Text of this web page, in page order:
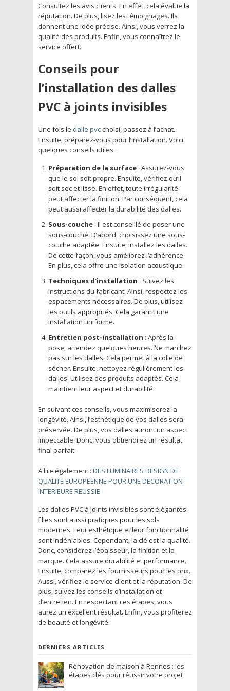
Consultez les avis clients. En effet, cela évalue la
réputation. De plus, lisez les témoignages. Ils
donnent une idée précise. Ainsi, vous verrez la
qualité des produits. Enfin, vous connaîtrez le
service offert.
Conseils pour
l’installation des dalles
PVC à joints invisibles
Une fois le dalle pvcchoisi, passez à l’achat.
Ensuite, préparez-vous pour l’installation. Voici
quelques conseils utiles :
Préparation de la surface : Assurez-vous
que le sol soit propre. Ensuite, vérifiez qu’il
soit sec et lisse. En effet, toute irrégularité
peut affecter la finition. Par conséquent, cela
peut aussi affecter la durabilité des dalles.
Sous-couche : Il est conseillé de poser une
sous-couche. D’abord, choisissez une sous-
couche adaptée. Ensuite, installez les dalles.
De cette façon, vous améliorez l’adhérence.
En plus, cela offre une isolation acoustique.
Techniques d’installation : Suivez les
instructions du fabricant. Ainsi, respectez les
espacements nécessaires. De plus, utilisez
les outils appropriés. Cela garantit une
installation uniforme.
Entretien post-installation : Après la
pose, attendez quelques heures. Ne marchez
pas sur les dalles. Cela permet à la colle de
sécher. Ensuite, nettoyez régulièrement les
dalles. Utilisez des produits adaptés. Cela
maintient leur aspect et durabilité.
En suivant ces conseils, vous maximiserez la
longévité. Ainsi, l’esthétique de vos dalles sera
préservée. De plus, vos dalles auront un aspect
impeccable. Donc, vous obtiendrez un résultat
final parfait.
A lire également : DES LUMINAIRES DESIGN DE
QUALITE EUROPEENNE POUR UNE DECORATION
INTERIEURE REUSSIE
Les dalles PVC à joints invisibles sont élégantes.
Elles sont aussi pratiques pour les sols
modernes. Leur esthétique et leur fonctionnalité
sont indéniables. Cependant, la clé est la qualité.
Donc, considérez l’épaisseur, la finition et la
marque. Cela assure durabilité et performance.
Ensuite, comparez les fournisseurs pour les prix.
Aussi, vérifiez le service client et la réputation. De
plus, suivez les conseils d’installation et
d’entretien. En respectant ces étapes, vous
aurez un excellent résultat. Enfin, vous profiterez
de beauté et longévité.
DERNIERS ARTICLES
Rénovation de maison à Rennes : les
étapes clés pour réussir votre projet